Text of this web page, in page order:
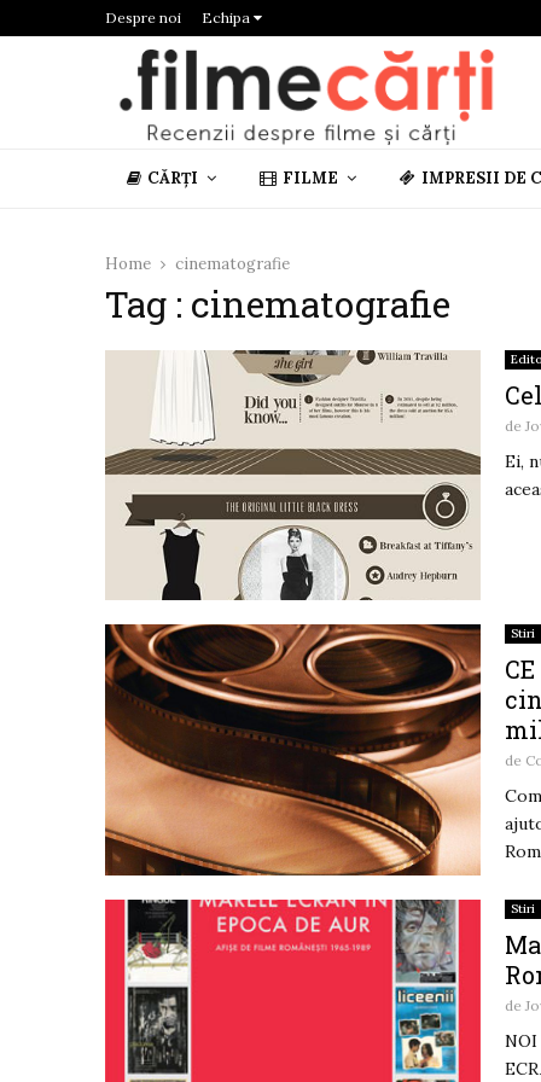
Despre noi Echipa
CĂRȚI FILME IMPRESII DE
Home cinematografie
Tag : cinematografie
de
Ei,
Stiri
de
Stiri
de
NOI